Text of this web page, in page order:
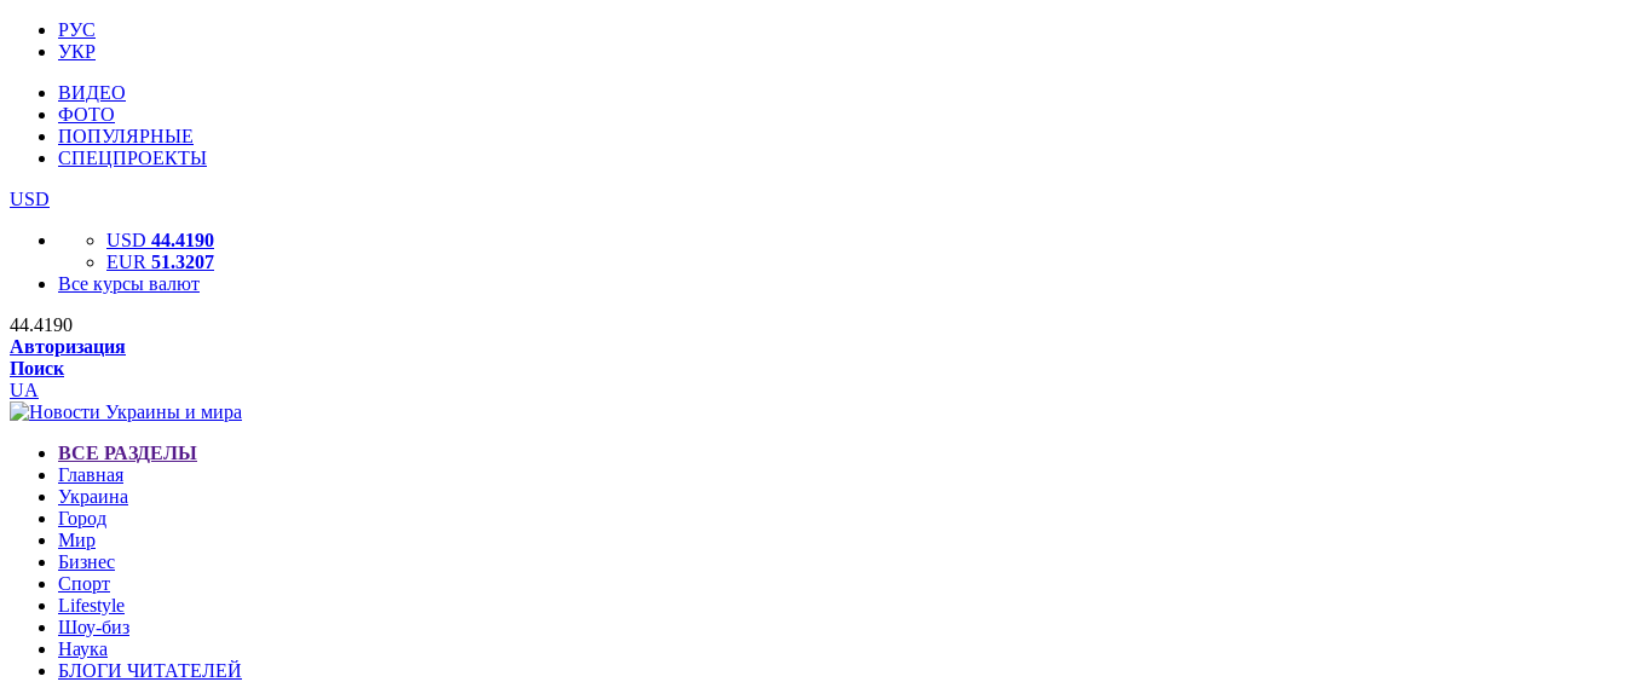
РУС
УКР
ВИДЕО
ФОТО
ПОПУЛЯРНЫЕ
СПЕЦПРОЕКТЫ
USD
USD 44.4190
EUR 51.3207
Все курсы валют
44.4190
Авторизация
Поиск
UA
ВСЕ РАЗДЕЛЫ
Главная
Украина
Город
Мир
Бизнес
Спорт
Lifestyle
Шоу-биз
Наука
БЛОГИ ЧИТАТЕЛЕЙ